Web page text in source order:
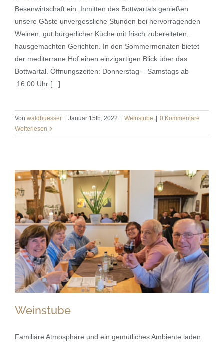
Weinstube
Besenwirtschaft ein. Inmitten des Bottwartals genießen
unsere Gäste unvergessliche Stunden bei hervorragenden
Weinen, gut bürgerlicher Küche mit frisch zubereiteten,
hausgemachten Gerichten. In den Sommermonaten bietet
der mediterrane Hof einen einzigartigen Blick über das
Bottwartal. Öffnungszeiten: Donnerstag – Samstags ab
16:00 Uhr [...]
Von waldbuesser Januar 15th, 2022 Weinstube
0 Kommentare
Weiterlesen
Weinstube
Familiäre Atmosphäre und ein gemütliches Ambiente laden